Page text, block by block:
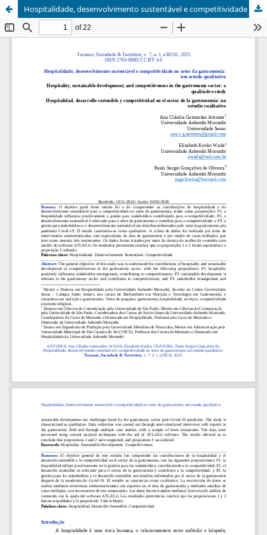
Hospitalidade, desenvolvimento sustentável e competitividade no setor da gastronomia